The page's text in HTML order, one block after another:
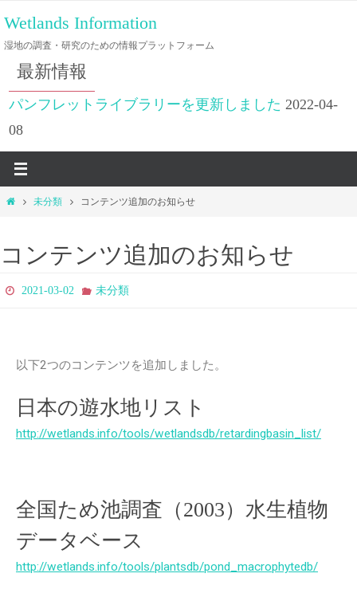
Wetlands Information
湿地の調査・研究のための情報プラットフォーム
最新情報
パンフレットライブラリーを更新しました 2022-04-
08
未分類 コンテンツ追加のお知らせ
コンテンツ追加のお知らせ
2021-03-02 未分類
以下2つのコンテンツを追加しました。
日本の遊水地リスト
http://wetlands.info/tools/wetlandsdb/retardingbasin_list/
全国ため池調査（2003）水生植物
データベース
http://wetlands.info/tools/plantsdb/pond_macrophytedb/